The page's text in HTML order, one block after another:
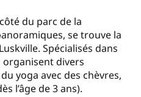
du parc de la
se trouve la
Spécialisés dans
organisent divers
yoga avec des chèvres,
l’âge de 3 ans).